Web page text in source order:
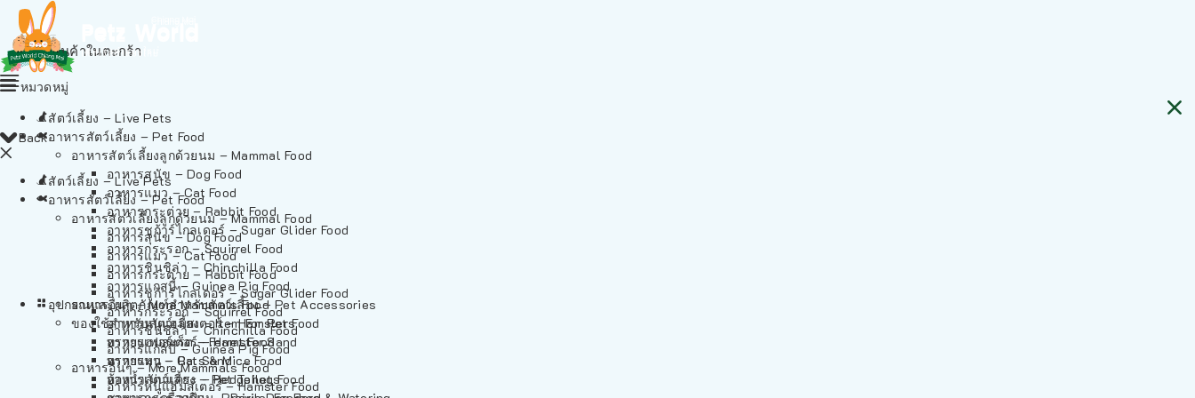
ไม่มีสินค้าในตะกร้า
Back
สัตว์เลี้ยง – Live Pets
อาหารสัตว์เลี้ยง – Pet Food
อาหารสัตว์เลี้ยงลูกด้วยนม – Mammal Food
อาหารสุนัข – Dog Food
อาหารแมว – Cat Food
อาหารกระต่าย – Rabbit Food
อาหารชูก้าร์ไกลเดอร์ – Sugar Glider Food
อาหารกระรอก – Squirrel Food
อาหารชินชิล่า – Chinchilla Food
อาหารแกสบี้ – Guinea Pig Food
อาหารอื่นๆ – More Mammals Food
อาหารหนูแฮมสเตอร์ – Hamster Food
หมวดหมู่
สัตว์เลี้ยง – Live Pets
อาหารสัตว์เลี้ยง – Pet Food
อาหารสัตว์เลี้ยงลูกด้วยนม – Mammal Food
อาหารสุนัข – Dog Food
อาหารแมว – Cat Food
อาหารกระต่าย – Rabbit Food
อาหารชูก้าร์ไกลเดอร์ – Sugar Glider Food
อาหารกระรอก – Squirrel Food
อาหารชินชิล่า – Chinchilla Food
อาหารแกสบี้ – Guinea Pig Food
อาหารอื่นๆ – More Mammals Food
อาหารหนูแฮมสเตอร์ – Hamster Food
อาหารเฟอร์เร็ต – Ferret Food
อาหารหนู – Rats & Mice Food
อาหารเม่นแคระ – Hedgehog Food
อุปกรณและผลิตภัณฑ์สำหรับสัตว์เลี้ยง – Pet Accessories
ของใช้สำหรับสัตว์เลี้ยง – Item For Pets
ทรายแฮมสเตอร์ – Hamster Sand
ทรายแมว – Cat Sand
ห้องน้ำสัตว์เลี้ยง – Pet Toilets